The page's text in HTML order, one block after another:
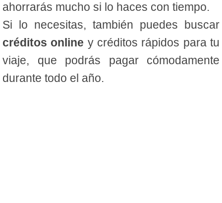
ahorrarás mucho si lo haces con tiempo.
Si lo necesitas, también puedes buscar
créditos online y créditos rápidos para tu
viaje, que podrás pagar cómodamente
durante todo el año.